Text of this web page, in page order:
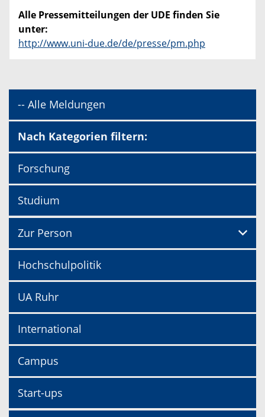
Alle Pressemitteilungen der UDE finden Sie
unter:
http://www.uni-due.de/de/presse/pm.php
-- Alle Meldungen
Nach Kategorien filtern:
Forschung
Studium
Zur Person
Hochschulpolitik
UA Ruhr
International
Campus
Start-ups